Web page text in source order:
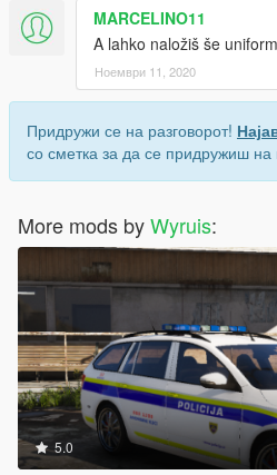
MARCELINO11
A lahko naložiš še
Ноември 11, 2020
Придружи се на разговорот!
со сметка за да се придружиш на
More mods byWyruis:
5.0